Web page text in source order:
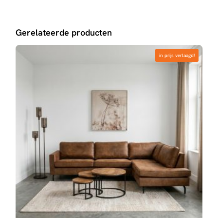
Gerelateerde producten
in prijs verlaagd!
in prijs verlaagd!